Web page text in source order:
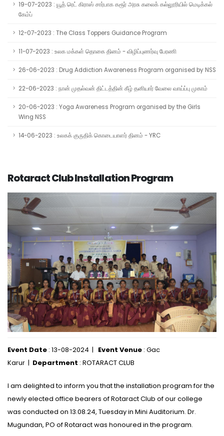
19-07-2023 : யூத் ரெட் கிராஸ் சார்பாக கரூர் அரசு கலைக் கல்லூரியில் மெடிக்கல்
கேம்ப்
12-07-2023 : The Class Toppers Guidance Program
11-07-2023 : உலக மக்கள் தொகை தினம் - விழிப்புணர்வு பேரணி
26-06-2023 : Drug Addiction Awareness Program organised by NSS
22-06-2023 : நான் முதல்வன் திட்டத்தின் கீழ் தனியார் வேலை வாய்ப்பு முகாம்
20-06-2023 : Yoga Awareness Program organised by the Girls
Wing NSS
14-06-2023 : உலகக் குருதிக் கொடையாளர் தினம் - YRC
Rotaract Club Installation Program
Event Date : 13-08-2024 | Event Venue : Gac
Karur | Department : ROTARACT CLUB
I am delighted to inform you that the installation program for the
newly elected office bearers of Rotaract Club of our college
was conducted on 13.08.24, Tuesday in Mini Auditorium. Dr.
Mugundan, PO of Rotaract was honoured in the program.